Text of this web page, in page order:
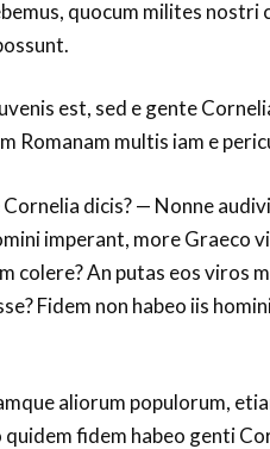
quocum milites nostri
est, sed e gente
Romanam multis iam e
dicis? — Nonne
imperant, more Graeco
colere? An putas eos viros
Fidem non habeo iis
aliorum populorum,
fidem habeo genti